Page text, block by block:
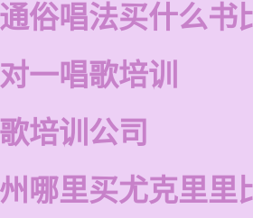
俗唱法买什么书
一唱歌培训
培训公司
哪里买尤克里里